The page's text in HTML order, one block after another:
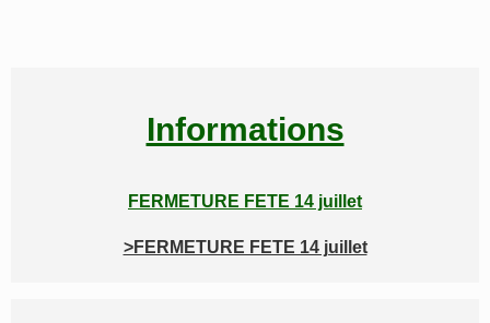
Informations
FERMETURE FETE 14 juillet
>FERMETURE FETE 14 juillet